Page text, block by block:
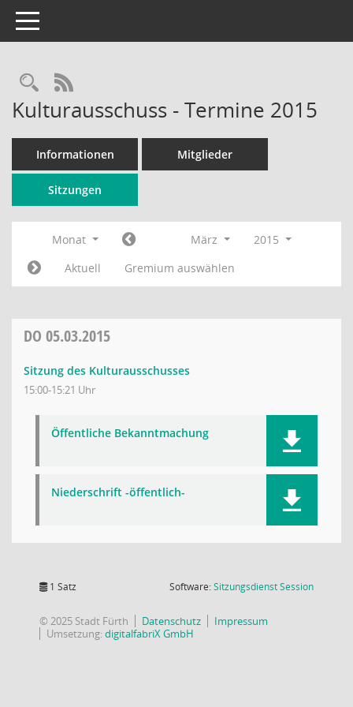
Toggle navigation
Rechercheauswahl
RSS-Feed
Kulturausschuss - Termine 2015
Informationen Mitglieder
Sitzungen
Monat März
2015
Aktuell
Gremium auswählen
DO 05.03.2015
Sitzung des Kulturausschusses
15:00-15:21 Uhr
Öffentliche Bekanntmachung
Niederschrift -öffentlich-
1 Satz Software:SitzungsdienstSession(Wird in
© 2025 Stadt Fürth Datenschutz
Impressum
Umsetzung:digitalfabriX GmbH